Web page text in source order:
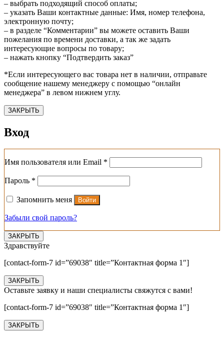
– выбрать подходящий способ оплаты;
– указать Ваши контактные данные: Имя, номер телефона,
электронную почту;
– в разделе “Комментарии” вы можете оставить Ваши
пожелания по времени доставки, а так же задать
интересующие вопросы по товару;
– нажать кнопку “Подтвердить заказ”
*Если интересующего вас товара нет в наличии, отправьте
сообщение нашему менеджеру с помощью “онлайн
менеджера” в левом нижнем углу.
ЗАКРЫТЬ
Вход
Имя пользователя или Email *
Пароль *
Запомнить меня Войти
Забыли свой пароль?
ЗАКРЫТЬ
Здравствуйте
[contact-form-7 id=”69038″ title=”Контактная форма 1″]
ЗАКРЫТЬ
Оставьте заявку и наши специалисты свяжутся с вами!
[contact-form-7 id=”69038″ title=”Контактная форма 1″]
ЗАКРЫТЬ